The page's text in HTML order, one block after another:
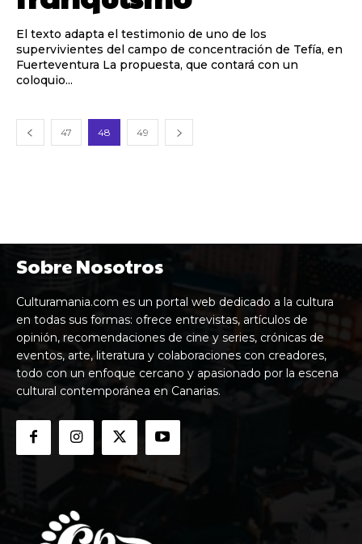
El texto adapta el testimonio de uno de los
supervivientes del campo de concentración de Tefía, en
Fuerteventura La propuesta, que contará con un
coloquio...
47 48 49
Sobre Nosotros
Culturamania.com es un portal web dedicado a la cultura
en todas sus formas: ofrece entrevistas, artículos de
opinión, recomendaciones de cine y series, crónicas de
eventos, arte, literatura y colaboraciones con creadores,
todo con un enfoque cercano y apasionado por la escena
cultural contemporánea en Canarias.